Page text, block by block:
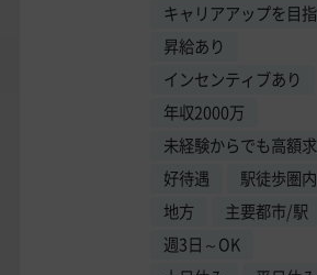
キャリアアップを目
昇給あり
インセンティブあり
年収2000万
未経験からでも高額
好待遇
駅徒歩圏内
地方
主要都市/駅
週3日～OK